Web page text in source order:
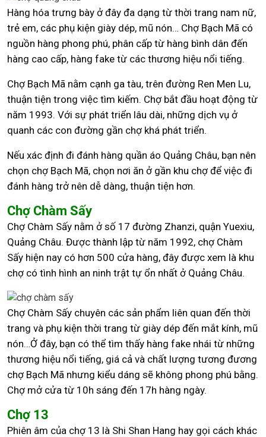
Hàng hóa trưng bày ở đây đa dạng từ thời trang nam nữ,
trẻ em, các phụ kiện giày dép, mũ nón… Chợ Bạch Mã có
nguồn hàng phong phú, phân cấp từ hàng bình dân đến
hàng cao cấp, hàng fake từ các thương hiệu nổi tiếng.
Chợ Bạch Mã nằm cạnh ga tàu, trên đường Ren Men Lu,
thuận tiện trong việc tìm kiếm. Chợ bắt đầu hoạt động từ
năm 1993. Với sự phát triển lâu dài, những dịch vụ ở
quanh các con đường gần chợ khá phát triển.
Nếu xác định đi đánh hàng quần áo Quảng Châu, bạn nên
chọn chợ Bạch Mã, chọn nơi ăn ở gần khu chợ để việc đi
đánh hàng trở nên dễ dàng, thuận tiện hơn.
Chợ Chàm Sấy
Chợ Chàm Sấy nằm ở số 17 đường Zhanzi, quận Yuexiu,
Quảng Châu. Được thành lập từ năm 1992, chợ Chàm
Sấy hiện nay có hơn 500 cửa hàng, đây được xem là khu
chợ có tình hình an ninh trật tự ổn nhất ở Quảng Châu.
Chợ Chàm Sấy chuyên các sản phẩm liên quan đến thời
trang và phụ kiện thời trang từ giày dép đến mắt kính, mũ
nón…Ở đây, bạn có thể tìm thấy hàng fake nhái từ những
thương hiệu nổi tiếng, giá cả và chất lượng tương đương
chợ Bạch Mã nhưng kiểu dáng sẽ không phong phú bằng.
Chợ mở cửa từ 10h sáng đến 17h hàng ngày.
Chợ 13
Phiên âm của chợ 13 là Shi Shan Hang hay gọi cách khác